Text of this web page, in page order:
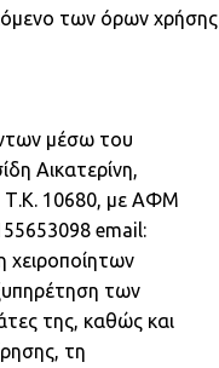
των όρων χρήσης
μέσω του
Αικατερίνη,
Τ.Κ. 10680, με ΑΦΜ
email:
χειροποίητων
των
της, καθώς και
τη